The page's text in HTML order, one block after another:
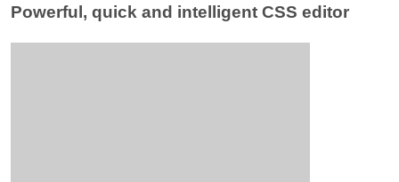
Powerful, quick and intelligent CSS editor